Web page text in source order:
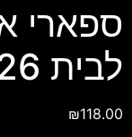
ספארי
לבית 23/05/2026
₪118.00